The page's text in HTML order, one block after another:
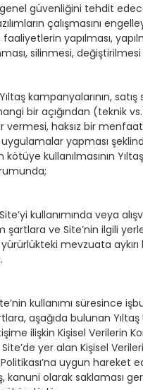
güvenliğini tehdit
çalışmasını
faaliyetlerin yapılması,
silinmesi,
kampanyalarının,
bir açığından (teknik
vermesi, haksız bir
yapması
kötüye kullanılmasının
kullanımında veya
şartlara ve Site’nin ilgili
mevzuata
kullanımı süresince
aşağıda bulunan Yıltaş
ilişkin Kişisel Verilerin
yer alan Kişisel
Politikası’na uygun hareket
kanuni olarak saklaması